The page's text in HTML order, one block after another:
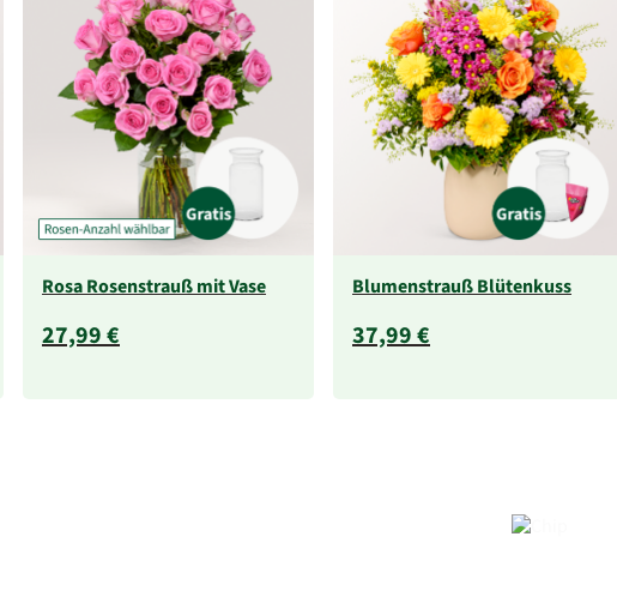
Rosa Rosenstrauß mit Vase
27,99 €
Blumenstrauß Blütenkuss
37,99 €